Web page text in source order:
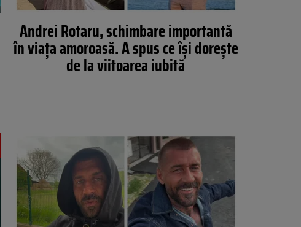
Andrei Rotaru, schimbare importantă
în viața amoroasă. A spus ce își dorește
de la viitoarea iubită